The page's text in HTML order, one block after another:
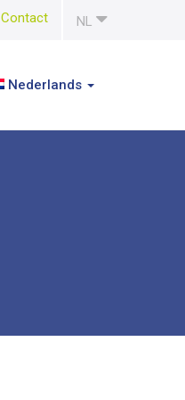
NL
Contact
Nederlands